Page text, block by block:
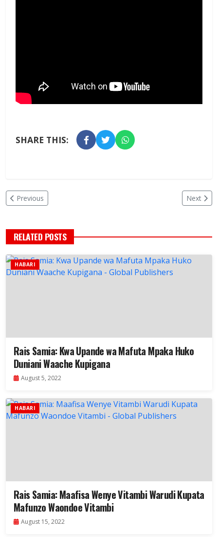
SHARE THIS:
Previous Next
RELATED POSTS
HABARI
Rais Samia: Kwa Upande wa Mafuta Mpaka Huko
Duniani Waache Kupigana
August 5, 2022
HABARI
Rais Samia: Maafisa Wenye Vitambi Warudi Kupata
Mafunzo Waondoe Vitambi
August 15, 2022